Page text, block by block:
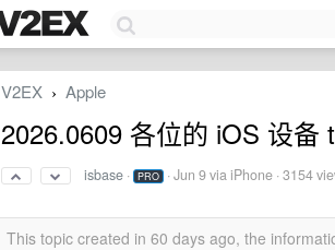
V2EX › Apple
2026.0609 各位的 iOS 设备
isbase · PRO ·Jun 9via iPhone · 3154
This topic created in 60 days ago, the